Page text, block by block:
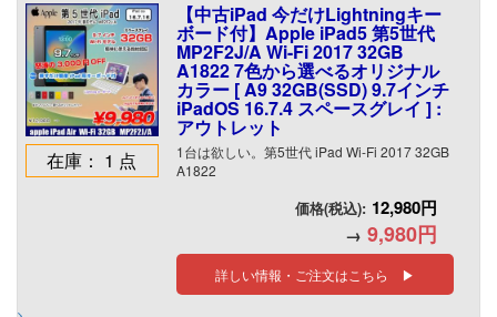
在庫： 1 点
【中古iPad 今だけLightningキー
ボード付】Apple iPad5 第5世代
MP2F2J/A Wi-Fi 2017 32GB
A1822 7色から選べるオリジナル
カラー [ A9 32GB(SSD) 9.7インチ
iPadOS 16.7.4 スペースグレイ ] :
アウトレット
1台は欲しい。第5世代 iPad Wi-Fi 2017 32GB
A1822
価格(税込): 12,980円
→ 9,980円
詳しい情報・ご注文はこちら ▶